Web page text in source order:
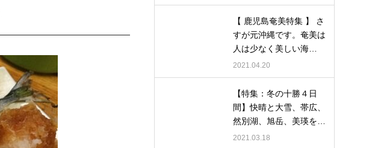
【 鹿児島奄美特集 】 さ
すが元沖縄です。奄美は
人は少なく美しい海…
2021.04.20
【特集：冬の十勝４日
間】快晴と大雪、帯広、
然別湖、旭岳、美瑛を…
2021.03.18